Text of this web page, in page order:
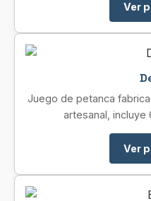
Ver
Juego de petanca
artesanal, incluye
Ver